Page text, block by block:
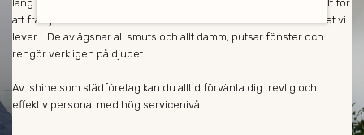
lång erfarenhet och städar enbart med miljövänliga produkter. Allt för
att främja såväl dina medarbetares hälsa som naturen och klimatet vi
lever i. De avlägsnar all smuts och allt damm, putsar fönster och
rengör verkligen på djupet.
Av Ishine som städföretag kan du alltid förvänta dig trevlig och
effektiv personal med hög servicenivå.